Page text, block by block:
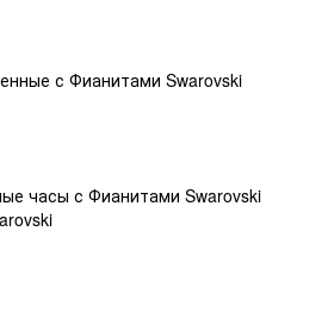
с Фианитами Swarovski